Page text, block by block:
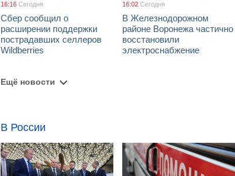
16:16 Сегодня
Сбер сообщил о
расширении поддержки
пострадавших селлеров
Wildberries
16:02 Сегодня
В Железнодорожном
районе Воронежа частично
восстановили
электроснабжение
Ещё новости
В России